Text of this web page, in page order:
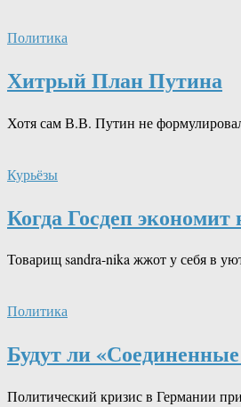
Политика
Хитрый План Путина
Хотя сам В.В. Путин не
Курьёзы
Когда Госдеп экономит
Товарищ sandra-nika жжот у себя в
Политика
Будут ли
Политический кризис в Германии